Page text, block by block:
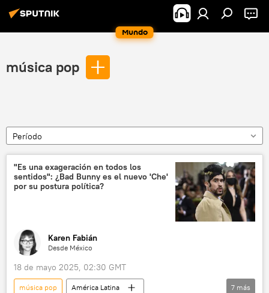
Mundo
música pop
Período
"Es una exageración en todos los
sentidos": ¿Bad Bunny es el nuevo 'Che'
por su postura política?
Karen Fabián
Desde México
18 de mayo 2025, 02:30 GMT
música pop
América Latina
7 más